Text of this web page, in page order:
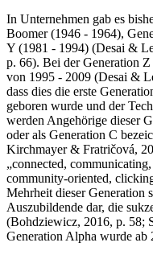
In Unternehmen gab es
Boomer (1946 - 1964),
Y (1981 - 1994) (Desai &
p. 66). Bei der Generation
von 1995 - 2009 (Desai &
dass dies die erste
geboren wurde und der
werden Angehörige dieser
oder als Generation C
Kirchmayer & Fratričová,
„connected,
community-oriented,
Mehrheit dieser Generation
Auszubildende dar, die
(Bohdziewicz, 2016, p. 58;
Generation Alpha wurde ab